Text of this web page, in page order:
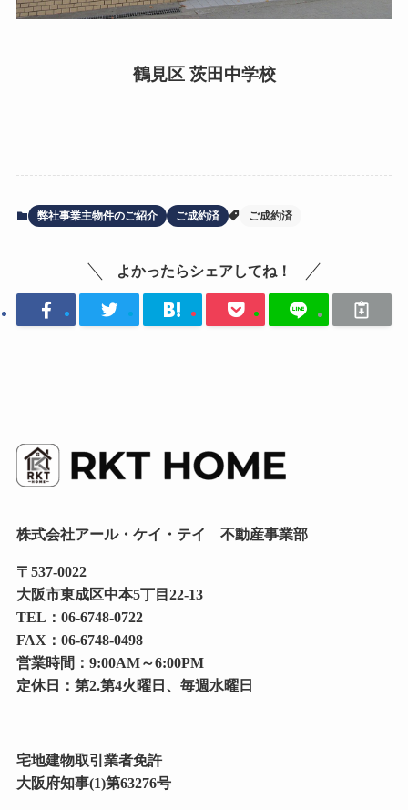
鶴見区 茨田中学校
弊社事業主物件のご紹介 ご成約済 ご成約済
よかったらシェアしてね！
株式会社アール・ケイ・テイ 不動産事業部
〒 537-0022
大阪市東成区中本5丁目22-13
TEL： 06-6748-0722
FAX：06-6748-0498
営業時間：9:00AM～6:00PM
定休日：第2.第4火曜日、毎週水曜日
宅地建物取引業者免許
大阪府知事(1)第63276号